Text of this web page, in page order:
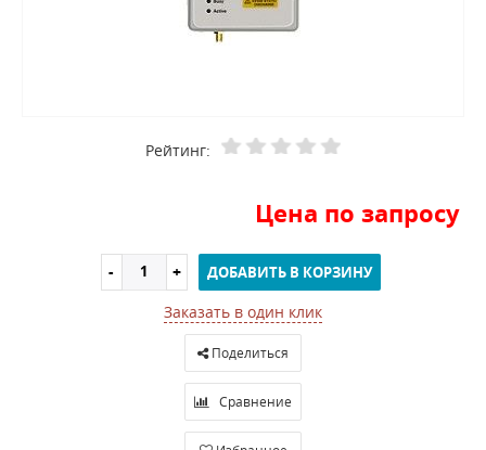
Рейтинг:
Цена по запросу
ДОБАВИТЬ В КОРЗИНУ
Заказать в один клик
Поделиться
Сравнение